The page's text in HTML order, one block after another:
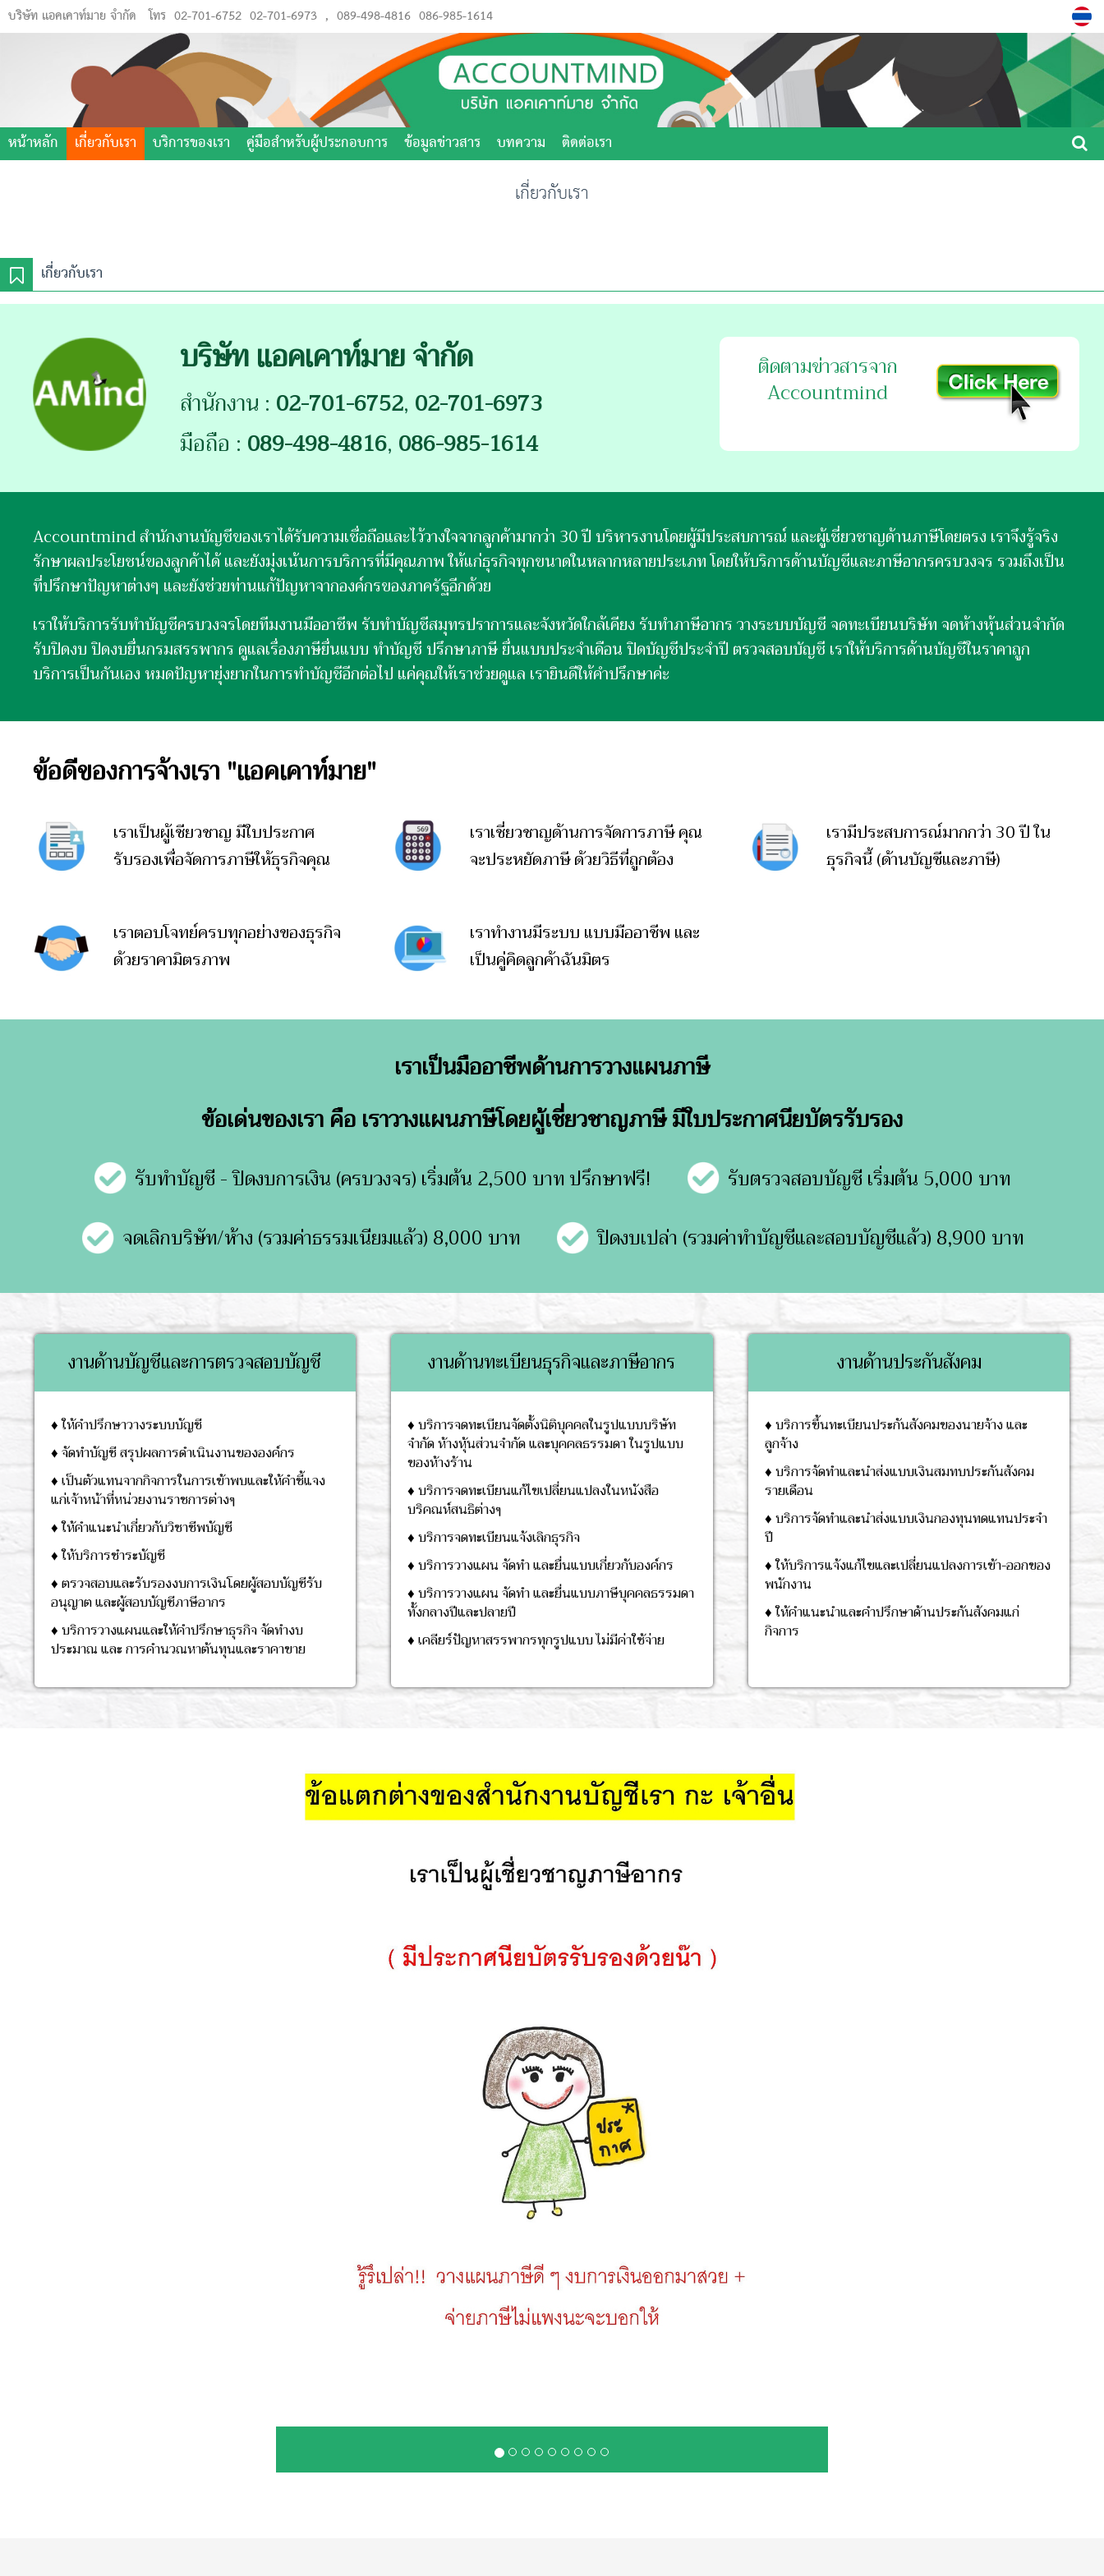
บริษัท แอคเคาท์มาย จำกัด โทร 02-701-6752 02-701-6973 , 089-498-4816 086-985-1614
หน้าหลัก เกี่ยวกับเรา บริการของเรา คู่มือสำหรับผู้ประกอบการ ข้อมูลข่าวสาร บทความ ติดต่อเรา
เกี่ยวกับเรา
เกี่ยวกับเรา
บริษัท แอคเคาท์มาย จำกัด
สำนักงาน : 02-701-6752, 02-701-6973
มือถือ : 089-498-4816, 086-985-1614
ติดตามข่าวสารจาก
Accountmind
Accountmind สำนักงานบัญชีของเราได้รับความเชื่อถือและไว้วางใจจากลูกค้ามากว่า 30 ปี บริหารงานโดยผู้มีประสบการณ์ และผู้เชี่ยวชาญด้านภาษีโดยตรง เราจึงรู้จริง
รักษาผลประโยชน์ของลูกค้าได้ และยังมุ่งเน้นการบริการที่มีคุณภาพ ให้แก่ธุรกิจทุกขนาดในหลากหลายประเภท โดยให้บริการด้านบัญชีและภาษีอากรครบวงจร รวมถึงเป็น
ที่ปรึกษาปัญหาต่างๆ และยังช่วยท่านแก้ปัญหาจากองค์กรของภาครัฐอีกด้วย
เราให้บริการรับทำบัญชีครบวงจรโดยทีมงานมืออาชีพ รับทำบัญชีสมุทรปราการและจังหวัดใกล้เคียง รับทำภาษีอากร วางระบบบัญชี จดทะเบียนบริษัท จดห้างหุ้นส่วนจำกัด
รับปิดงบ ปิดงบยื่นกรมสรรพากร ดูแลเรื่องภาษียื่นแบบ ทำบัญชี ปรึกษาภาษี ยื่นแบบประจำเดือน ปิดบัญชีประจำปี ตรวจสอบบัญชี เราให้บริการด้านบัญชีในราคาถูก
บริการเป็นกันเอง หมดปัญหายุ่งยากในการทำบัญชีอีกต่อไป แค่คุณให้เราช่วยดูแล เรายินดีให้คำปรึกษาค่ะ
ข้อดีของการจ้างเรา "แอคเคาท์มาย"
เราเป็นผู้เชียวชาญ มีใบประกาศ
รับรองเพื่อจัดการภาษีให้ธุรกิจคุณ
เราเชี่ยวชาญด้านการจัดการภาษี คุณ
จะประหยัดภาษี ด้วยวิธีที่ถูกต้อง
เรามีประสบการณ์มากกว่า 30 ปี ใน
ธุรกิจนี้ (ด้านบัญชีและภาษี)
เราตอบโจทย์ครบทุกอย่างของธุรกิจ
ด้วยราคามิตรภาพ
เราทำงานมีระบบ แบบมืออาชีพ และ
เป็นคู่คิดลูกค้าฉันมิตร
เราเป็นมืออาชีพด้านการวางแผนภาษี
ข้อเด่นของเรา คือ เราวางแผนภาษีโดยผู้เชี่ยวชาญภาษี มีใบประกาศนียบัตรรับรอง
รับทำบัญชี - ปิดงบการเงิน (ครบวงจร) เริ่มต้น 2,500 บาท ปรึกษาฟรี!
รับตรวจสอบบัญชี เริ่มต้น 5,000 บาท
จดเลิกบริษัท/ห้าง (รวมค่าธรรมเนียมแล้ว) 8,000 บาท
ปิดงบเปล่า (รวมค่าทำบัญชีและสอบบัญชีแล้ว) 8,900 บาท
งานด้านบัญชีและการตรวจสอบบัญชี
♦ ให้คำปรึกษาวางระบบบัญชี
♦ จัดทำบัญชี สรุปผลการดำเนินงานขององค์กร
♦ เป็นตัวแทนจากกิจการในการเข้าพบและให้คำชี้แจง
แก่เจ้าหน้าที่หน่วยงานราชการต่างๆ
♦ ให้คำแนะนำเกี่ยวกับวิชาชีพบัญชี
♦ ให้บริการชำระบัญชี
♦ ตรวจสอบและรับรองงบการเงินโดยผู้สอบบัญชีรับ
อนุญาต และผู้สอบบัญชีภาษีอากร
♦ บริการวางแผนและให้คำปรึกษาธุรกิจ จัดทำงบ
ประมาณ และ การคำนวณหาต้นทุนและราคาขาย
งานด้านทะเบียนธุรกิจและภาษีอากร
♦ บริการจดทะเบียนจัดตั้งนิติบุคคลในรูปแบบบริษัท
จำกัด ห้างหุ้นส่วนจำกัด และบุคคลธรรมดา ­­ในรูปแบบ
ของห้างร้าน
♦ บริการจดทะเบียนแก้ไขเปลี่ยนแปลงในหนังสือ
บริคณห์สนธิต่างๆ
♦ บริการจดทะเบียนแจ้งเลิกธุรกิจ
♦ บริการวางแผน จัดทำ และยื่นแบบเกี่ยวกับองค์กร
♦ บริการวางแผน จัดทำ และยื่นแบบภาษีบุคคลธรรมดา
ทั้งกลางปีและปลายปี
♦ เคลียร์ปัญหาสรรพากรทุกรูปแบบ ไม่มีค่าใช้จ่าย
งานด้านประกันสังคม
♦ บริการขึ้นทะเบียนประกันสังคมของนายจ้าง และ
ลูกจ้าง
♦ บริการจัดทำและนำส่งแบบเงินสมทบประกันสังคม
รายเดือน
♦ บริการจัดทำและนำส่งแบบเงินกองทุนทดแทนประจำ
ปี
♦ ให้บริการแจ้งแก้ไขและเปลี่ยนแปลงการเข้า-ออกของ
พนักงาน
♦ ให้คำแนะนำและคำปรึกษาด้านประกันสังคมแก่
กิจการ